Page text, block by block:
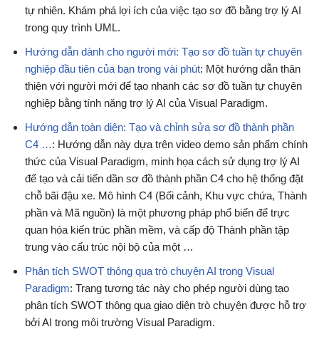
tự nhiên. Khám phá lợi ích của việc tạo sơ đồ bằng trợ lý AI
trong quy trình UML.
Hướng dẫn dành cho người mới: Tạo sơ đồ tuần tự chuyên
nghiệp đầu tiên của bạn trong vài phút: Một hướng dẫn thân
thiện với người mới để tạo nhanh các sơ đồ tuần tự chuyên
nghiệp bằng tính năng trợ lý AI của Visual Paradigm.
Hướng dẫn toàn diện: Tạo và chỉnh sửa sơ đồ thành phần
C4 …: Hướng dẫn này dựa trên video demo sản phẩm chính
thức của Visual Paradigm, minh họa cách sử dụng trợ lý AI
để tạo và cải tiến dần sơ đồ thành phần C4 cho hệ thống đặt
chỗ bãi đậu xe. Mô hình C4 (Bối cảnh, Khu vực chứa, Thành
phần và Mã nguồn) là một phương pháp phổ biến để trực
quan hóa kiến trúc phần mềm, và cấp độ Thành phần tập
trung vào cấu trúc nội bộ của một …
Phân tích SWOT thông qua trò chuyện AI trong Visual
Paradigm: Trang tương tác này cho phép người dùng tạo
phân tích SWOT thông qua giao diện trò chuyện được hỗ trợ
bởi AI trong môi trường Visual Paradigm.